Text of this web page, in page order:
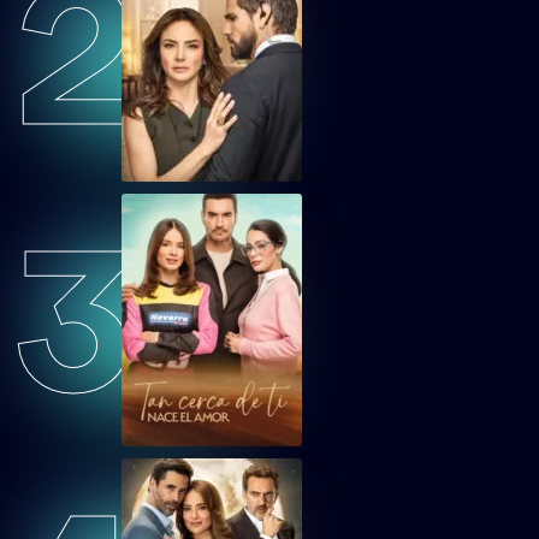
GDMVEP32
Guardián de mi Vida Capítulo 32
GDMVEP33
Guardián de mi Vida Capítulo 33
GDMVEP34
Guardián de mi Vida Capítulo 34
GDMVEP35
Guardián de mi Vida Capítulo 35
GDMVEP36
Guardián de mi Vida Capítulo 36
GDMVEP37
Guardián de mi Vida Capítulo 37
2
3